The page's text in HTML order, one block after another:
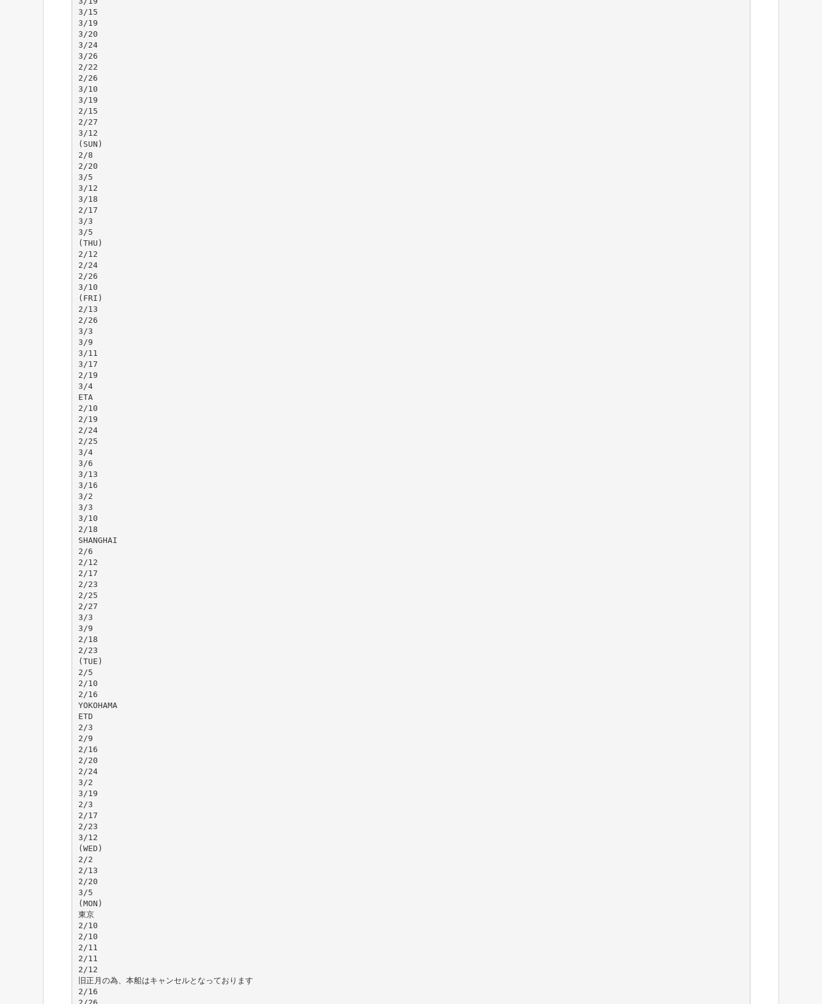
3/15
3/19
3/20
3/24
3/26
2/22
2/26
3/10
3/19
2/15
2/27
3/12
(SUN)
2/8
2/20
3/5
3/12
3/18
2/17
3/3
3/5
(THU)
2/12
2/24
2/26
3/10
(FRI)
2/13
2/26
3/3
3/9
3/11
3/17
2/19
3/4
ETA
2/10
2/19
2/24
2/25
3/4
3/6
3/13
3/16
3/2
3/3
3/10
2/18
SHANGHAI
2/6
2/12
2/17
2/23
2/25
2/27
3/3
3/9
2/18
2/23
(TUE)
2/5
2/10
2/16
YOKOHAMA
ETD
2/3
2/9
2/16
2/20
2/24
3/2
3/19
2/3
2/17
2/23
3/12
(WED)
2/2
2/13
2/20
3/5
(MON)
東京
2/10
2/10
2/11
2/11
2/12
旧正月の為、本船はキャンセルとなっております
2/16
2/26